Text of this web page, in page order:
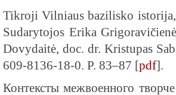
Tikroji Vilniaus bazilisko
Sudarytojos Erika
Dovydaitė, doc. dr. Kristupas
609-8136-18-0. P. 83–87 [pdf].
Контексты межвоенного